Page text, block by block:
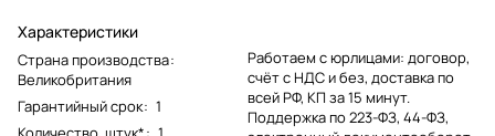
Характеристики
Страна производства:
Великобритания
Гарантийный срок: 1
Работаем с юрлицами: договор,
счёт с НДС и без, доставка по
всей РФ, КП за 15 минут.
Поддержка по 223-ФЗ, 44-ФЗ,